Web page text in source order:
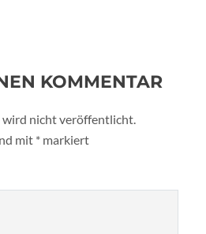
KOMMENTAR
wird nicht veröffentlicht.
mit * markiert